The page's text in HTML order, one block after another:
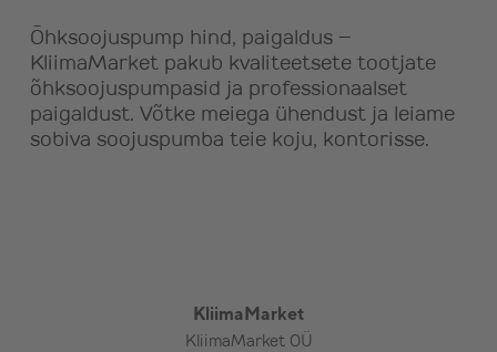
Õhksoojuspump hind, paigaldus –
KliimaMarket pakub kvaliteetsete tootjate
õhksoojuspumpasid ja professionaalset
paigaldust. Võtke meiega ühendust ja leiame
sobiva soojuspumba teie koju, kontorisse.
KliimaMarket
KliimaMarket OÜ